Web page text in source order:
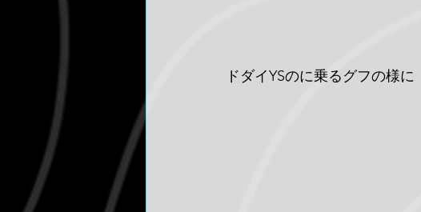
ドダイYSのに乗るグフの様に